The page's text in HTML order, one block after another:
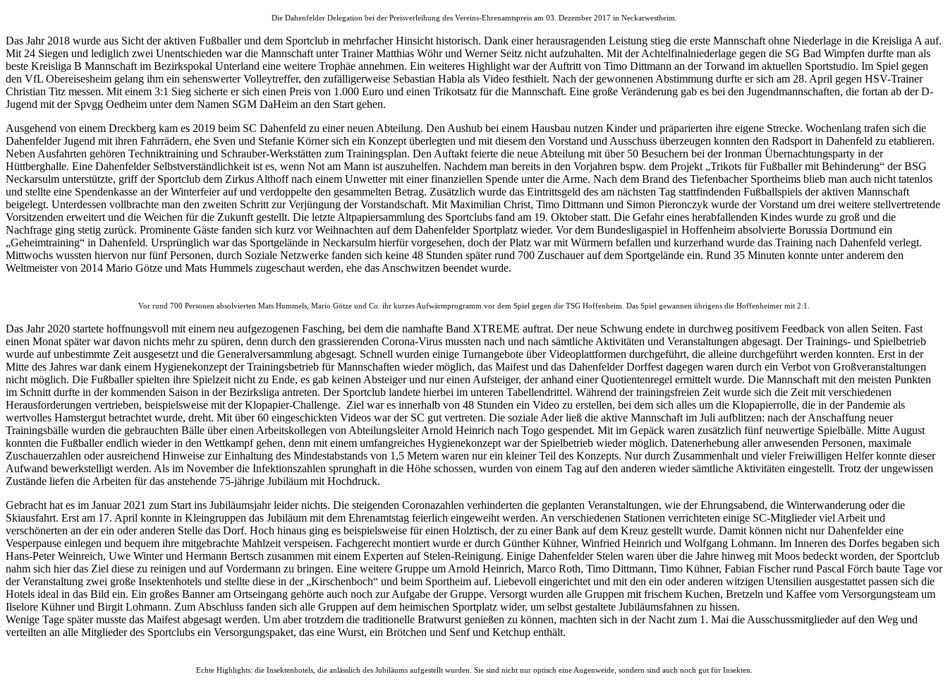
Die Dahenfelder Delegation bei der Preisverleihung des Vereins-Ehrenamtspreis am 03. Dezember 2017 in Neckarwestheim.
Das Jahr 2018 wurde aus Sicht der aktiven Fußballer und dem Sportclub in mehrfacher Hinsicht historisch. Dank einer herausragenden Leistung stieg die erste Mannschaft ohne Niederlage in die Kreisliga A auf.
Mit 24 Siegen und lediglich zwei Unentschieden war die Mannschaft unter Trainer Matthias Wöhr und Werner Seitz nicht aufzuhalten. Mit der Achtelfinalniederlage gegen die SG Bad Wimpfen durfte man als
beste Kreisliga B Mannschaft im Bezirkspokal Unterland eine weitere Trophäe annehmen. Ein weiteres Highlight war der Auftritt von Timo Dittmann an der Torwand im aktuellen Sportstudio. Im Spiel gegen
den VfL Obereisesheim gelang ihm ein sehenswerter Volleytreffer, den zufälligerweise Sebastian Habla als Video festhielt. Nach der gewonnenen Abstimmung durfte er sich am 28. April gegen HSV-Trainer
Christian Titz messen. Mit einem 3:1 Sieg sicherte er sich einen Preis von 1.000 Euro und einen Trikotsatz für die Mannschaft. Eine große Veränderung gab es bei den Jugendmannschaften, die fortan ab der D-
Jugend mit der Spvgg Oedheim unter dem Namen SGM DaHeim an den Start gehen.
Ausgehend von einem Dreckberg kam es 2019 beim SC Dahenfeld zu einer neuen Abteilung. Den Aushub bei einem Hausbau nutzen Kinder und präparierten ihre eigene Strecke. Wochenlang trafen sich die
Dahenfelder Jugend mit ihren Fahrrädern, ehe Sven und Stefanie Körner sich ein Konzept überlegten und mit diesem den Vorstand und Ausschuss überzeugen konnten den Radsport in Dahenfeld zu etablieren.
Neben Ausfahrten gehören Techniktraining und Schrauber-Werkstätten zum Trainingsplan. Den Auftakt feierte die neue Abteilung mit über 50 Besuchern bei der Ironman Übernachtungsparty in der
Hüttberghalle. Eine Dahenfelder Selbstverständlichkeit ist es, wenn Not am Mann ist auszuhelfen. Nachdem man bereits in den Vorjahren bspw. dem Projekt „Trikots für Fußballer mit Behinderung“ der BSG
Neckarsulm unterstützte, griff der Sportclub dem Zirkus Althoff nach einem Unwetter mit einer finanziellen Spende unter die Arme. Nach dem Brand des Tiefenbacher Sportheims blieb man auch nicht tatenlos
und stellte eine Spendenkasse an der Winterfeier auf und verdoppelte den gesammelten Betrag. Zusätzlich wurde das Eintrittsgeld des am nächsten Tag stattfindenden Fußballspiels der aktiven Mannschaft
beigelegt. Unterdessen vollbrachte man den zweiten Schritt zur Verjüngung der Vorstandschaft. Mit Maximilian Christ, Timo Dittmann und Simon Pieronczyk wurde der Vorstand um drei weitere stellvertretende
Vorsitzenden erweitert und die Weichen für die Zukunft gestellt. Die letzte Altpapiersammlung des Sportclubs fand am 19. Oktober statt. Die Gefahr eines herabfallenden Kindes wurde zu groß und die
Nachfrage ging stetig zurück. Prominente Gäste fanden sich kurz vor Weihnachten auf dem Dahenfelder Sportplatz wieder. Vor dem Bundesligaspiel in Hoffenheim absolvierte Borussia Dortmund ein
„Geheimtraining“ in Dahenfeld. Ursprünglich war das Sportgelände in Neckarsulm hierfür vorgesehen, doch der Platz war mit Würmern befallen und kurzerhand wurde das Training nach Dahenfeld verlegt.
Mittwochs wussten hiervon nur fünf Personen, durch Soziale Netzwerke fanden sich keine 48 Stunden später rund 700 Zuschauer auf dem Sportgelände ein. Rund 35 Minuten konnte unter anderem den
Weltmeister von 2014 Mario Götze und Mats Hummels zugeschaut werden, ehe das Anschwitzen beendet wurde.
Vor rund 700 Personen absolvierten Mats Hummels, Mario Götze und Co. ihr kurzes Aufwärmprogramm vor dem Spiel gegen die TSG Hoffenheim. Das Spiel gewannen übrigens die Hoffenheimer mit 2:1.
Das Jahr 2020 startete hoffnungsvoll mit einem neu aufgezogenen Fasching, bei dem die namhafte Band XTREME auftrat. Der neue Schwung endete in durchweg positivem Feedback von allen Seiten. Fast
einen Monat später war davon nichts mehr zu spüren, denn durch den grassierenden Corona-Virus mussten nach und nach sämtliche Aktivitäten und Veranstaltungen abgesagt. Der Trainings- und Spielbetrieb
wurde auf unbestimmte Zeit ausgesetzt und die Generalversammlung abgesagt. Schnell wurden einige Turnangebote über Videoplattformen durchgeführt, die alleine durchgeführt werden konnten. Erst in der
Mitte des Jahres war dank einem Hygienekonzept der Trainingsbetrieb für Mannschaften wieder möglich, das Maifest und das Dahenfelder Dorffest dagegen waren durch ein Verbot von Großveranstaltungen
nicht möglich. Die Fußballer spielten ihre Spielzeit nicht zu Ende, es gab keinen Absteiger und nur einen Aufsteiger, der anhand einer Quotientenregel ermittelt wurde. Die Mannschaft mit den meisten Punkten
im Schnitt durfte in der kommenden Saison in der Bezirksliga antreten. Der Sportclub landete hierbei im unteren Tabellendrittel. Während der trainingsfreien Zeit wurde sich die Zeit mit verschiedenen
Herausforderungen vertrieben, beispielsweise mit der Klopapier-Challenge. Ziel war es innerhalb von 48 Stunden ein Video zu erstellen, bei dem sich alles um die Klopapierrolle, die in der Pandemie als
wertvolles Hamstergut betrachtet wurde, dreht. Mit über 60 eingeschickten Videos war der SC gut vertreten. Die soziale Ader ließ die aktive Mannschaft im Juli aufblitzen: nach der Anschaffung neuer
Trainingsbälle wurden die gebrauchten Bälle über einen Arbeitskollegen von Abteilungsleiter Arnold Heinrich nach Togo gespendet. Mit im Gepäck waren zusätzlich fünf neuwertige Spielbälle. Mitte August
konnten die Fußballer endlich wieder in den Wettkampf gehen, denn mit einem umfangreiches Hygienekonzept war der Spielbetrieb wieder möglich. Datenerhebung aller anwesenden Personen, maximale
Zuschauerzahlen oder ausreichend Hinweise zur Einhaltung des Mindestabstands von 1,5 Metern waren nur ein kleiner Teil des Konzepts. Nur durch Zusammenhalt und vieler Freiwilligen Helfer konnte dieser
Aufwand bewerkstelligt werden. Als im November die Infektionszahlen sprunghaft in die Höhe schossen, wurden von einem Tag auf den anderen wieder sämtliche Aktivitäten eingestellt. Trotz der ungewissen
Zustände liefen die Arbeiten für das anstehende 75-jährige Jubiläum mit Hochdruck.
Gebracht hat es im Januar 2021 zum Start ins Jubiläumsjahr leider nichts. Die steigenden Coronazahlen verhinderten die geplanten Veranstaltungen, wie der Ehrungsabend, die Winterwanderung oder die
Skiausfahrt. Erst am 17. April konnte in Kleingruppen das Jubiläum mit dem Ehrenamtstag feierlich eingeweiht werden. An verschiedenen Stationen verrichteten einige SC-Mitglieder viel Arbeit und
verschönerten an der ein oder anderen Stelle das Dorf. Hoch hinaus ging es beispielsweise für einen Holztisch, der zu einer Bank auf dem Kreuz gestellt wurde. Damit können nicht nur Dahenfelder eine
Vesperpause einlegen und bequem ihre mitgebrachte Mahlzeit verspeisen. Fachgerecht montiert wurde er durch Günther Kühner, Winfried Heinrich und Wolfgang Lohmann. Im Inneren des Dorfes begaben sich
Hans-Peter Weinreich, Uwe Winter und Hermann Bertsch zusammen mit einem Experten auf Stelen-Reinigung. Einige Dahenfelder Stelen waren über die Jahre hinweg mit Moos bedeckt worden, der Sportclub
nahm sich hier das Ziel diese zu reinigen und auf Vordermann zu bringen. Eine weitere Gruppe um Arnold Heinrich, Marco Roth, Timo Dittmann, Timo Kühner, Fabian Fischer rund Pascal Förch baute Tage vor
der Veranstaltung zwei große Insektenhotels und stellte diese in der „Kirschenboch“ und beim Sportheim auf. Liebevoll eingerichtet und mit den ein oder anderen witzigen Utensilien ausgestattet passen sich die
Hotels ideal in das Bild ein. Ein großes Banner am Ortseingang gehörte auch noch zur Aufgabe der Gruppe. Versorgt wurden alle Gruppen mit frischem Kuchen, Bretzeln und Kaffee vom Versorgungsteam um
Ilselore Kühner und Birgit Lohmann. Zum Abschluss fanden sich alle Gruppen auf dem heimischen Sportplatz wider, um selbst gestaltete Jubiläumsfahnen zu hissen.
Wenige Tage später musste das Maifest abgesagt werden. Um aber trotzdem die traditionelle Bratwurst genießen zu können, machten sich in der Nacht zum 1. Mai die Ausschussmitglieder auf den Weg und
verteilten an alle Mitglieder des Sportclubs ein Versorgungspaket, das eine Wurst, ein Brötchen und Senf und Ketchup enthält.
Echte Highlights: die Insektenhotels, die anlässlich des Jubiläums aufgestellt wurden. Sie sind nicht nur optisch eine Augenweide, sondern sind auch noch gut für Insekten.